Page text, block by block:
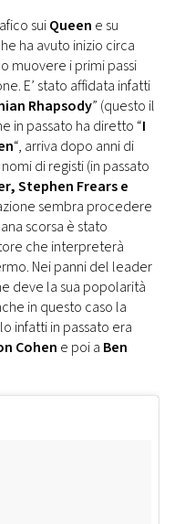
suiQueen e su
ha avuto inizio circa
muovere i primi passi
E’ stato affidata infatti
Rhapsody” (questo il
in passato ha diretto “I
“, arriva dopo anni di
di registi (in passato
Stephen Frears e
sembra procedere
scorsa è stato
che interpreterà
Nei panni del leader
deve la sua popolarità
in questo caso la
infatti in passato era
Cohen e poi a Ben